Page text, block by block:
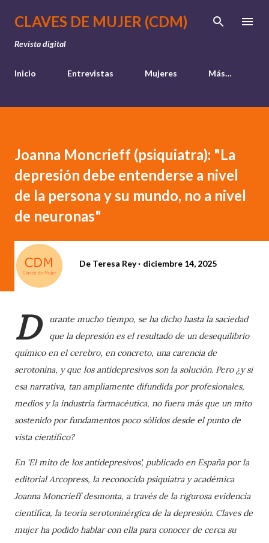
Ir al contenido principal
CLAVES DE MUJER (CDM)
Revista digital
Inicio Entrevistas Mujeres Más…
Joanna Moncrieff (psiquiatra): "La
depresión debe entenderse a nivel
de la persona y su mundo, no a nivel
de neuronas"
De Teresa Rey diciembre 14, 2025
D
urante mucho tiempo, se ha dicho hasta la saciedad
que la depresión es el resultado de un desequilibrio
químico en el cerebro, en concreto, una carencia de
serotonina, y que los antidepresivos son la solución. Pero ¿y si
esa narrativa, tan ampliamente difundida por profesionales,
medios y la industria farmacéutica, no fuera más que un mito
sostenido por fundamentos poco sólidos desde el punto de
vista científico?
En 'El mito de los antidepresivos', publicado en España por la
editorial Arcopress, la reconocida psiquiatra y académica
Joanna Moncrieff desmonta, a través de la rigurosa evidencia
científica, la teoría serotoninérgica de la depresión. Claves de
mujer ha podido hablar con ella para conocer de cerca su